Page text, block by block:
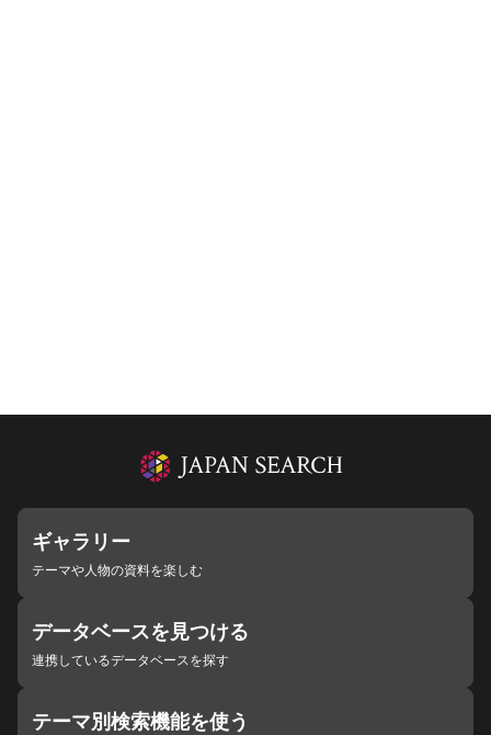
ギャラリー
テーマや人物の資料を楽しむ
データベースを見つける
連携しているデータベースを探す
テーマ別検索機能を使う